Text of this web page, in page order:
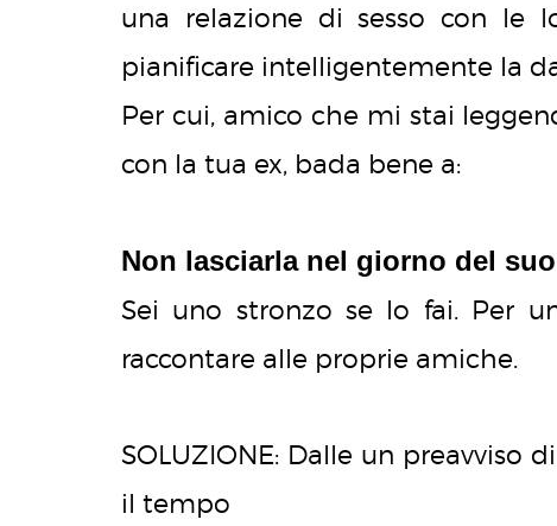
una relazione di sesso con le
pianificare intelligentemente la
Per cui, amico che mi stai
con la tua ex, bada bene a:
Non lasciarla nel giorno del
Sei uno stronzo se lo fai. Per
raccontare alle proprie amiche.
SOLUZIONE: Dalle un preavviso
il tempo